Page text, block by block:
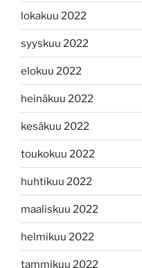
lokakuu 2022
syyskuu 2022
elokuu 2022
heinäkuu 2022
kesäkuu 2022
toukokuu 2022
huhtikuu 2022
maaliskuu 2022
helmikuu 2022
tammikuu 2022